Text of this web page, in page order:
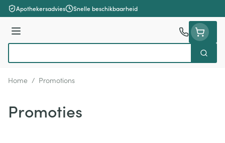
Ga naar de inhoud
Apothekersadvies Snelle beschikbaarheid
Menu
Zoek
Home / Promotions
Promoties